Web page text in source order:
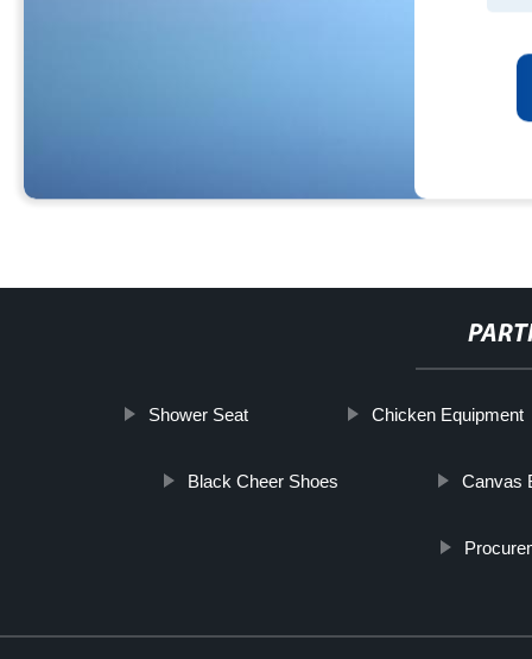
Shower Seat Chicken Equipment
Black Cheer Shoes Canvas